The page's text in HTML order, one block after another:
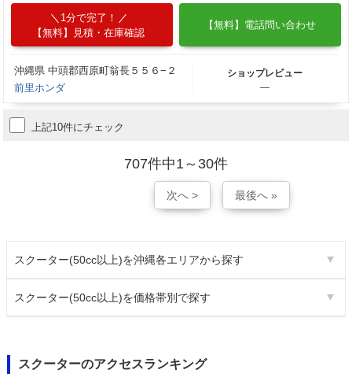
1分で完了！
【無料】見積・在庫確認
【無料】電話問い合わせ
沖縄県 中頭郡西原町翁長５５６−２
前里ホンダ
ショップレビュー
―
上記10件にチェック
707件中1～30件
次へ > 最後へ »
スクーター(50cc以上)を沖縄各エリアから探す
スクーター(50cc以上)を価格帯別で探す
スクーターのアクセスランキング